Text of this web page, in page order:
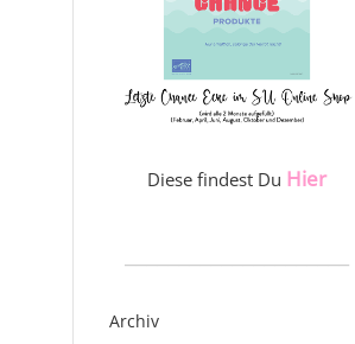
Diese findest Du Hier
Archiv